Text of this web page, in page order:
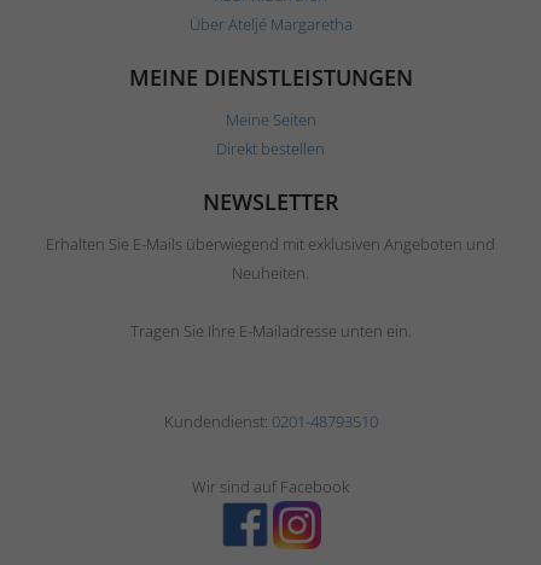
Über Ateljé Margaretha
MEINE DIENSTLEISTUNGEN
Meine Seiten
Direkt bestellen
NEWSLETTER
Erhalten Sie E-Mails überwiegend mit exklusiven Angeboten und
Neuheiten.
Tragen Sie Ihre E-Mailadresse unten ein.
Kundendienst: 0201-48793510
Wir sind auf Facebook